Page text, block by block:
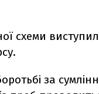
схеми
за